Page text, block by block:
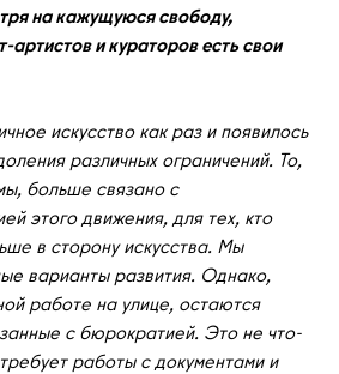
на кажущуюся свободу,
артистов и кураторов есть свои
искусство как раз и появилось
различных ограничений. То,
больше связано с
этого движения, для тех, кто
в сторону искусства. Мы
варианты развития. Однако,
работе на улице, остаются
с бюрократией. Это не что-
работы с документами и